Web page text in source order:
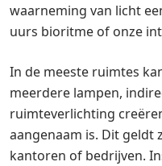
waarneming van licht
uurs bioritme of onze
In de meeste ruimtes
meerdere lampen,
ruimteverlichting
aangenaam is. Dit geldt
kantoren of bedrijven.